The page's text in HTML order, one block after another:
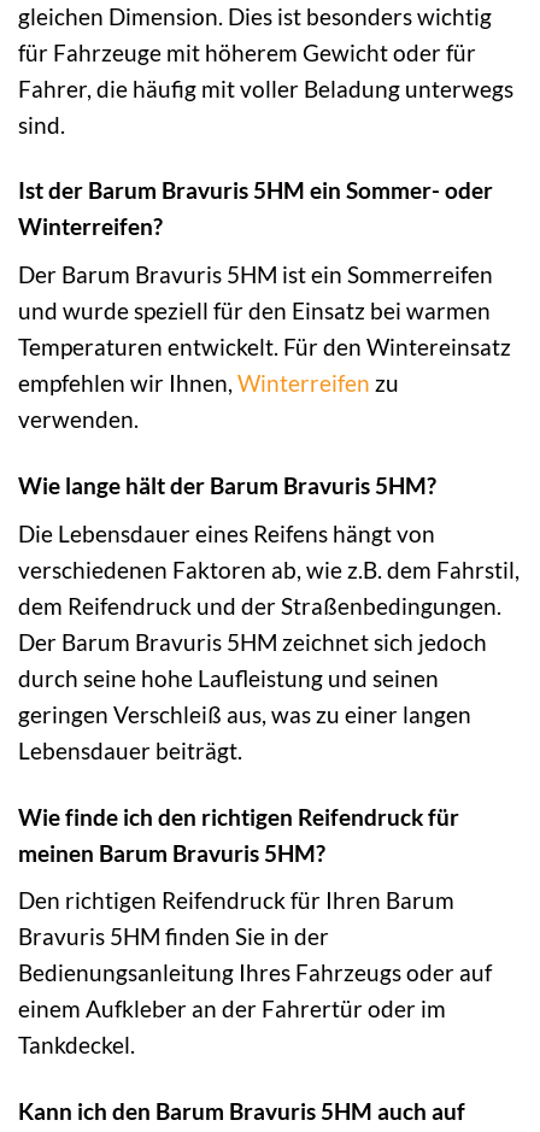
gleichen Dimension. Dies ist besonders wichtig
für Fahrzeuge mit höherem Gewicht oder für
Fahrer, die häufig mit voller Beladung unterwegs
sind.
Ist der Barum Bravuris 5HM ein Sommer- oder
Winterreifen?
Der Barum Bravuris 5HM ist ein Sommerreifen
und wurde speziell für den Einsatz bei warmen
Temperaturen entwickelt. Für den Wintereinsatz
empfehlen wir Ihnen, Winterreifen zu
verwenden.
Wie lange hält der Barum Bravuris 5HM?
Die Lebensdauer eines Reifens hängt von
verschiedenen Faktoren ab, wie z.B. dem Fahrstil,
dem Reifendruck und der Straßenbedingungen.
Der Barum Bravuris 5HM zeichnet sich jedoch
durch seine hohe Laufleistung und seinen
geringen Verschleiß aus, was zu einer langen
Lebensdauer beiträgt.
Wie finde ich den richtigen Reifendruck für
meinen Barum Bravuris 5HM?
Den richtigen Reifendruck für Ihren Barum
Bravuris 5HM finden Sie in der
Bedienungsanleitung Ihres Fahrzeugs oder auf
einem Aufkleber an der Fahrertür oder im
Tankdeckel.
Kann ich den Barum Bravuris 5HM auch auf